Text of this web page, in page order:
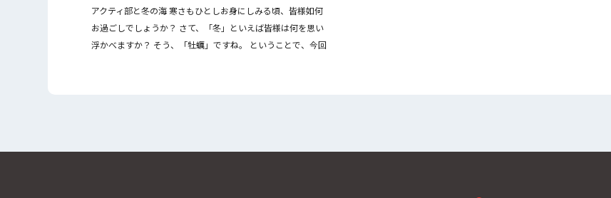
アクティ部と冬の海 寒さもひとしお身にしみる頃、皆様如何
お過ごしでしょうか？ さて、「冬」といえば皆様は何を思い
浮かべますか？ そう、「牡蠣」ですね。 ということで、今回